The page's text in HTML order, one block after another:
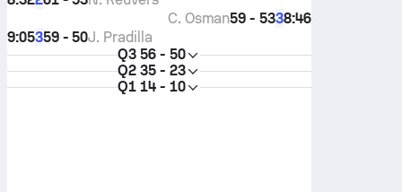
8:46
3
59 - 53
C. Osman
9:05359 - 50J. Pradilla
Q3 56 - 50
Q2 35 - 23
Q1 14 - 10